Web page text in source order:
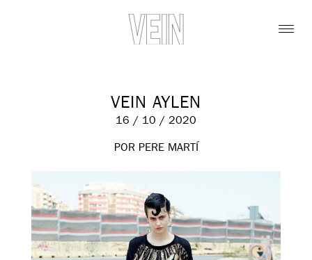
VEIN AYLEN
16 / 10 / 2020
POR PERE MARTÍ